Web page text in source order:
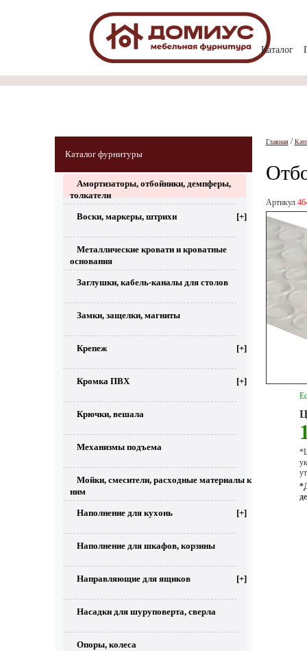
Каталог
Каталог фурнитуры
Амортизаторы, отбойники, демпферы,
толкатели
Воски, маркеры, штрихи [+]
Металлические кровати и кроватные
основания
Заглушки, кабель-каналы для столов
Замки, защелки, магниты
Крепеж [+]
Кромка ПВХ [+]
Крючки, вешала
Механизмы подъема
Мойки, смесители, расходные материалы к
ним
Наполнение для кухонь [+]
Наполнение для шкафов, корзины
Направляющие для ящиков [+]
Насадки для шуруповерта, сверла
Опоры, колеса
Главная/
Артикул